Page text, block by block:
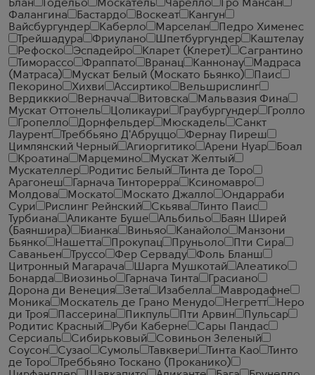
Блан
Годельо Москатель Чарелло
Гро Мансан
Фалангина
Бастардо Воскеат
Кангун
Вайсбургундер
Каберло Марселан
Педро Хименес
Трейшадура
Фриулано Шпетбургундер
Каштелау
Рефоско
Эспадейро Кларет (Клерет)
Сагрантино
Тиморассо
Фраппато Вранац Каннонау
Мадраса
(Матраса)
Мускат Белый (Москато Бьянко)
Паис
Пекорино
Хихви Ассиртико
Вельшрислинг
Вердиккио
Верначча Витовска
Мальвазия Фина
Мускат Оттонель
Цоликаури Граубургундер
Гролло
Гропелло
Дорнфельдер Мюскадель
Санкт
Лаурент
Треббьяно Д'Абруццо
Фернау Пиреш
Цимлянский Черный
Агиоргитико Арени Нуар
Боал
Кроатина
Марцемино
Мускат Желтый
Мускателлер
Родитис Белый
Тинта де Торо
Арагонеш
Гарнача Тинторерра
Ксиномавро
Молдова
Москато Москато Джалло
Ондарраби
Сури
Рислинг Рейнский Скьява
Тинто Паис
Турбиана
Аликанте Буше Альбильо
Баян Ширей
(Баяншира)
Бианка Виньяо Канайоло
Манзони
Бьянко
Нашетта Прокупац Пруньоло
Пти Сира
Саваньен
Труссо Фер Серваду
Фоль Бланш
Цитронный Магарача
Шарга Мушкотай
Алеатико
Бонарда
Виозиньо Гарнача Тинта
Грасиано
Дорона ди Венеция
Зета Изабелла
Мавродафне
Моника
Москатель де Грано Менудо Негретт
Неро
ди Троя
Пассерина Пикпуль Пти Арвин
Пульсар
Родитис Красный
Руби Каберне
Сары Пандас
Серсиаль
Сибирьковый
Совиньон Зеленый
Соусон
Сузао Сумоль Тавквери Тинта Као
Тинто
де Торо
Треббьяно Тоскано (Проканико)